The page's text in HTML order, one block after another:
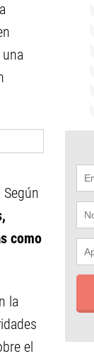
como
la
el